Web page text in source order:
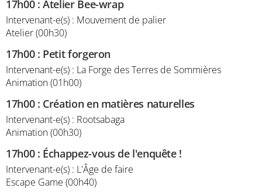
17h00:Atelier Bee-wrap
Intervenant-e(s) : Mouvement de palier
Atelier (00h30)
17h00: Petit forgeron
Intervenant-e(s) : La Forge des Terres de Sommières
Animation (01h00)
17h00: Création en matières naturelles
Intervenant-e(s) : Rootsabaga
Animation (00h30)
17h00: Échappez-vous de l'enquête !
Intervenant-e(s) : L'Âge de faire
Escape Game (00h40)